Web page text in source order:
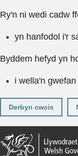
Ry'n ni wedi cadw
yn hanfodol i'r
Byddem hefyd yn
i wella'n
Derbyn cwcis